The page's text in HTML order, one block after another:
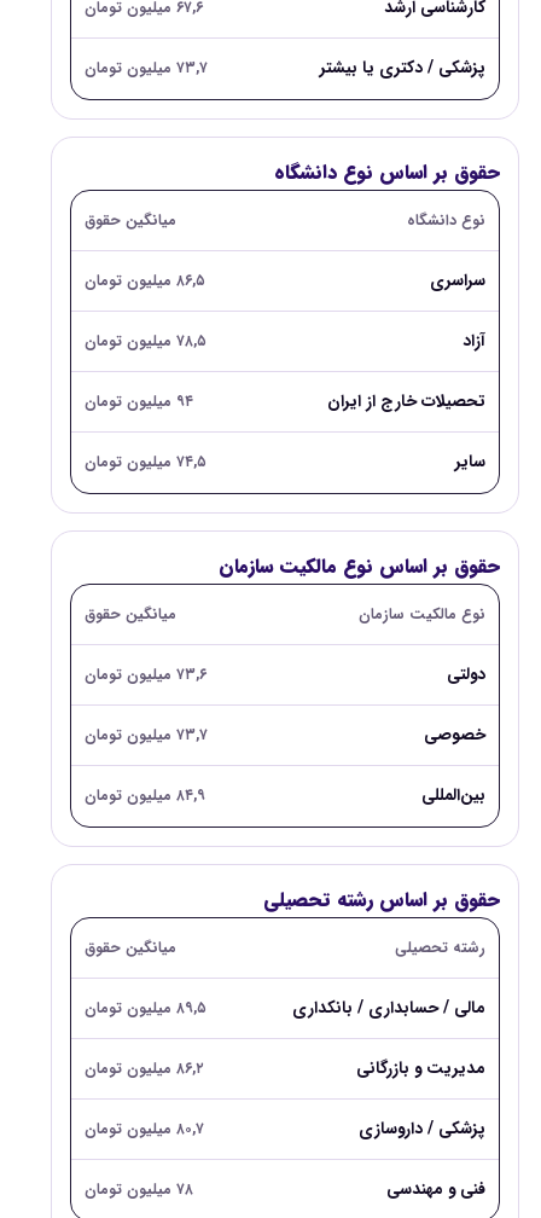
کارشناسی ارشد ۶۷,۶ میلیون تومان
پزشکی / دکتری یا بیشتر ۷۳,۷ میلیون تومان
حقوق بر اساس نوع دانشگاه
نوع دانشگاه میانگین حقوق
سراسری ۸۶,۵ میلیون تومان
آزاد ۷۸,۵ میلیون تومان
تحصیلات خارج از ایران ۹۴ میلیون تومان
سایر ۷۴,۵ میلیون تومان
حقوق بر اساس نوع مالکیت سازمان
نوع مالکیت سازمان میانگین حقوق
دولتی ۷۳,۶ میلیون تومان
خصوصی ۷۳,۷ میلیون تومان
بین‌المللی ۸۴,۹ میلیون تومان
حقوق بر اساس رشته تحصیلی
رشته تحصیلی میانگین حقوق
مالی / حسابداری / بانکداری ۸۹,۵ میلیون تومان
مدیریت و بازرگانی ۸۶,۲ میلیون تومان
پزشکی / داروسازی ۸۰,۷ میلیون تومان
فنی و مهندسی ۷۸ میلیون تومان